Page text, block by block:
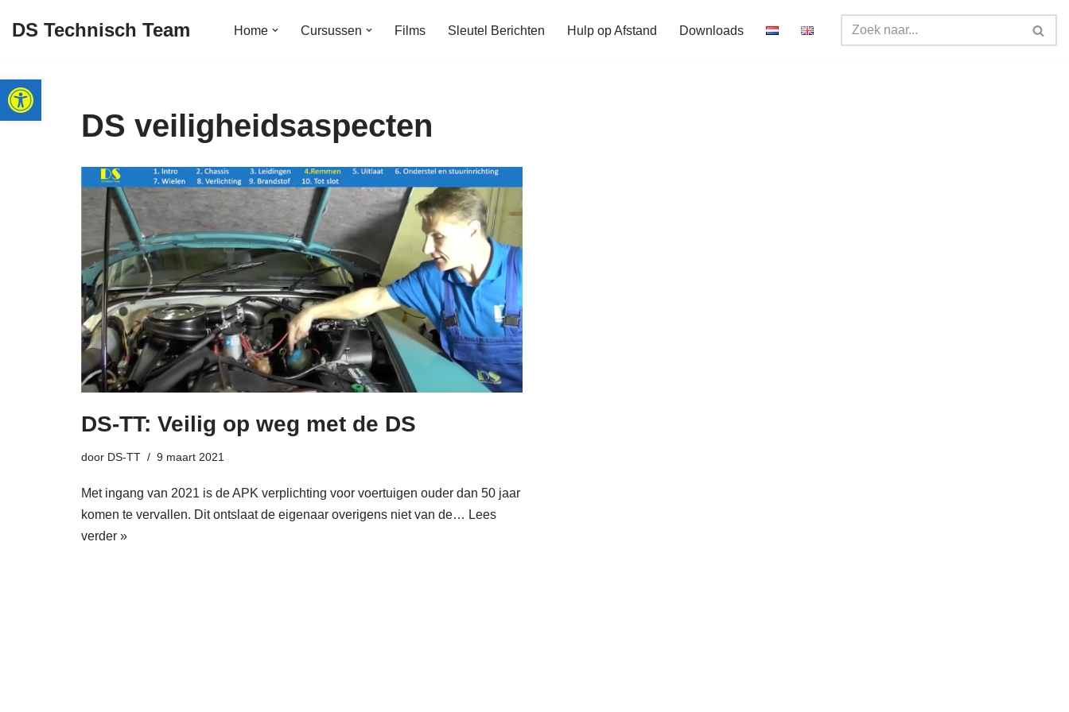
Toolbar openen
de
inhoud
DS Technisch Team Home Cursussen Films Sleutel Berichten Hulp op Afstand Downloads
DS veiligheidsaspecten
DS-TT: Veilig op weg met de DS
door DS-TT 9 maart 2021
Met ingang van 2021 is de APK verplichting voor voertuigen ouder dan 50 jaar
komen te vervallen. Dit ontslaat de eigenaar overigens niet van de… Lees
verder »